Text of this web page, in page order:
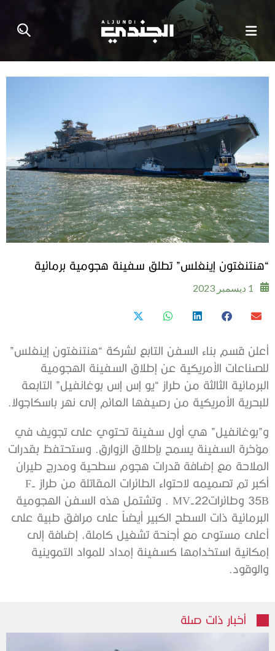
“هنتنغتون إينغلس” تطلق سفينة هجومية برمائية
1 ديسمبر 2023
أعلن قسم بناء السفن التابع لشركة “هنتنغتون إينغلس”
للصناعات الأمريكية عن إطلاق السفينة الهجومية
البرمائية الثالثة من طراز “يو إس إس بوغانفيل” التابعة
للبحرية الأمريكية من رصيفها العائم إلى نهر باسكاجولا.
و”بوغانفيل” هي أول سفينة تحتوي على تجويف في
مؤخرة السفينة يسمح بإطلاق الزوارق. وستحتفظ بقدرات
الملاحة مع إضافة قدرات هجوم سطحية ومدرج طيران
أكبر تم تصميمه لاحتواء الطائرات المقاتلة من طراز F-
35B وطائراتMV-22 . وتشتمل هذه السفن الهجومية
البرمائية ذات السطح الكبير أيضاً على مرافق طبية على
أعلى مستوى مع أجنحة تشغيل كاملة، إضافة إلى
إمكانية استخدامها كسفينة إمداد للمواد التموينية
والوقود.
أخبار ذات صلة